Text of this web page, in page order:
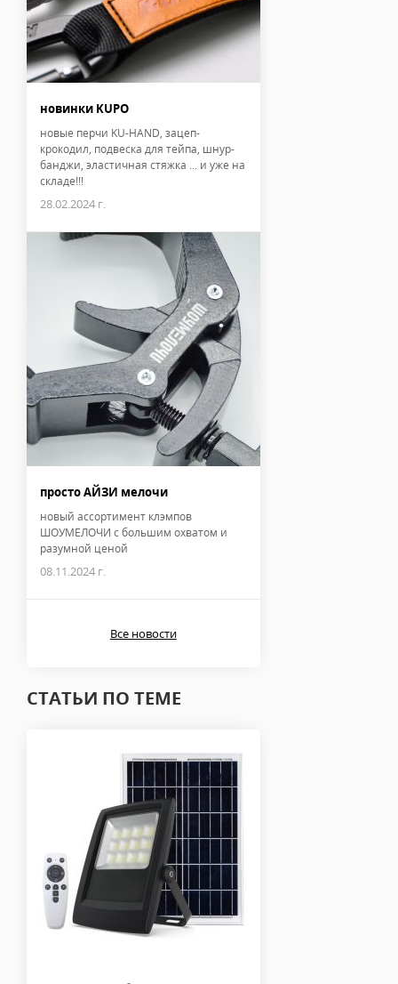
новинки KUPO
новые перчи KU-HAND, зацеп-
крокодил, подвеска для тейпа, шнур-
банджи, эластичная стяжка ... и уже на
складе!!!
28.02.2024 г.
просто АЙЗИ мелочи
новый ассортимент клэмпов
ШОУМЕЛОЧИ с большим охватом и
разумной ценой
08.11.2024 г.
Все новости
СТАТЬИ ПО ТЕМЕ